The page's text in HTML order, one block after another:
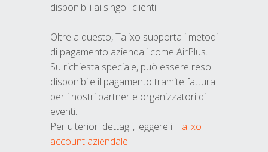
disponibili ai singoli clienti.
Oltre a questo, Talixo supporta i metodi
di pagamento aziendali come AirPlus.
Su richiesta speciale, può essere reso
disponibile il pagamento tramite fattura
per i nostri partner e organizzatori di
eventi.
Per ulteriori dettagli, leggere il Talixo
account aziendale